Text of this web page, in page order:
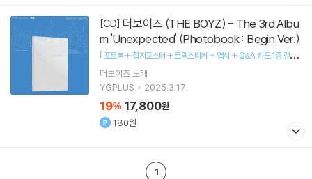
[CD]
m 'Unexpected' (Photobook : Begin Ver.)
[포토북 + 접지포스터 + 트랙스티커 + 엽서 + Q&A 카드 1종 랜덤
+ 셀피 포토카드 2종 랜덤
더보이즈 노래
YGPLUS
2025.3.17.
19% 17,800원
180원
1